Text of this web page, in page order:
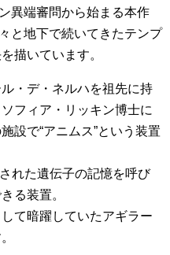
異端審問から始まる本作
と地下で続いてきたテンプ
描いています。
・デ・ネルハを祖先に持
フィア・リッキン博士に
設で“アニムス”という装置
れた遺伝子の記憶を呼び
る装置。
て暗躍していたアギラー